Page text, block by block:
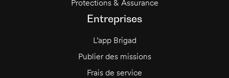
Protections & Assurance
Entreprises
L’app Brigad
Publier des missions
Frais de service